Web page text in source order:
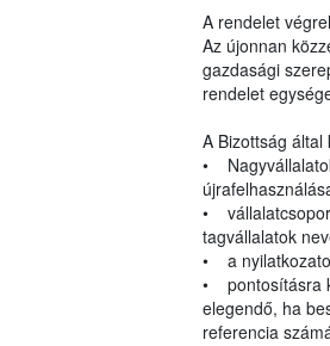
A rendelet
Az újonnan
gazdasági
rendelet
A Bizottság
•
•
tagvállalatok
• a
• pontosításra
elegendő, ha
referencia